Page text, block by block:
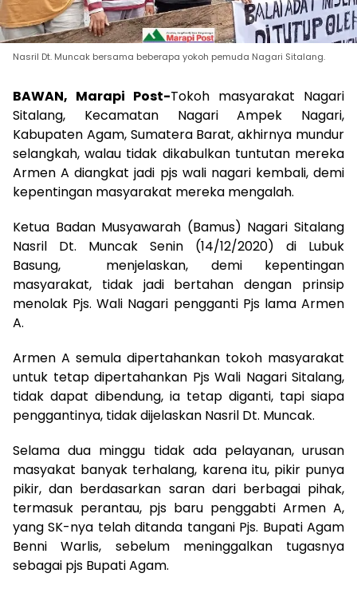
Nasril Dt. Muncak bersama beberapa yokoh pemuda Nagari Sitalang.
BAWAN, Marapi Post-Tokoh masyarakat Nagari
Sitalang, Kecamatan Nagari Ampek Nagari,
Kabupaten Agam, Sumatera Barat, akhirnya mundur
selangkah, walau tidak dikabulkan tuntutan mereka
Armen A diangkat jadi pjs wali nagari kembali, demi
kepentingan masyarakat mereka mengalah.
Ketua Badan Musyawarah (Bamus) Nagari Sitalang
Nasril Dt. Muncak Senin (14/12/2020) di Lubuk
Basung, menjelaskan, demi kepentingan
masyarakat, tidak jadi bertahan dengan prinsip
menolak Pjs. Wali Nagari pengganti Pjs lama Armen
A.
Armen A semula dipertahankan tokoh masyarakat
untuk tetap dipertahankan Pjs Wali Nagari Sitalang,
tidak dapat dibendung, ia tetap diganti, tapi siapa
penggantinya, tidak dijelaskan Nasril Dt. Muncak.
Selama dua minggu tidak ada pelayanan, urusan
masyakat banyak terhalang, karena itu, pikir punya
pikir, dan berdasarkan saran dari berbagai pihak,
termasuk perantau, pjs baru penggabti Armen A,
yang SK-nya telah ditanda tangani Pjs. Bupati Agam
Benni Warlis, sebelum meninggalkan tugasnya
sebagai pjs Bupati Agam.